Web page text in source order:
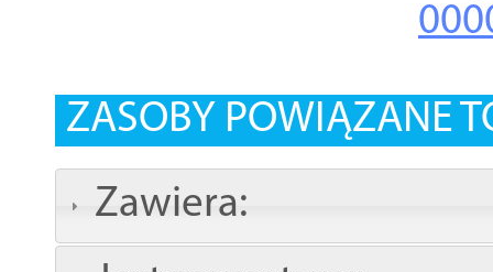
ZASOBY POWIĄZANE
Zawiera: